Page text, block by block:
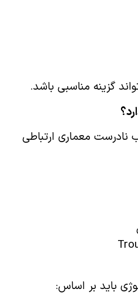
نادرست معماری ارتباطی
باید بر اساس: